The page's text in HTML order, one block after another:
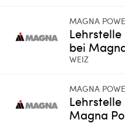
MAGNA
bei
WEIZ
MAGNA
Magna